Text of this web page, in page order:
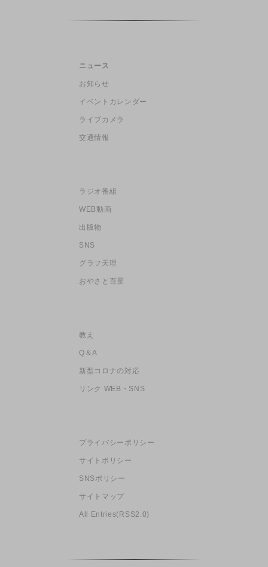
ニュース
お知らせ
イベントカレンダー
ライブカメラ
交通情報
ラジオ番組
WEB動画
出版物
SNS
グラフ天理
おやさと百景
教え
Q＆A
新型コロナの対応
リンク WEB・SNS
プライバシーポリシー
サイトポリシー
SNSポリシー
サイトマップ
All Entries(RSS2.0)